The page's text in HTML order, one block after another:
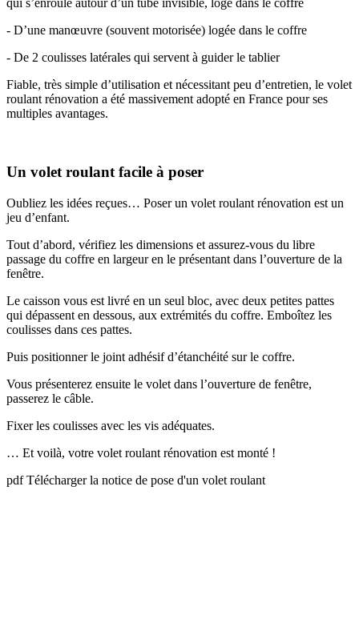
qui s’enroule autour d’un tube invisible, logé dans le coffre
- D’une manœuvre (souvent motorisée) logée dans le coffre
- De 2 coulisses latérales qui servent à guider le tablier
Fiable, très simple d’utilisation et nécessitant peu d’entretien, le volet
roulant rénovation a été massivement adopté en France pour ses
multiples avantages.
Un volet roulant facile à poser
Oubliez les idées reçues… Poser un volet roulant rénovation est un
jeu d’enfant.
Tout d’abord, vérifiez les dimensions et assurez-vous du libre
passage du coffre en largeur en le présentant dans l’ouverture de la
fenêtre.
Le caisson vous est livré en un seul bloc, avec deux petites pattes
qui dépassent en dessous, aux extrémités du coffre. Emboîtez les
coulisses dans ces pattes.
Puis positionner le joint adhésif d’étanchéité sur le coffre.
Vous présenterez ensuite le volet dans l’ouverture de fenêtre,
passerez le câble.
Fixer les coulisses avec les vis adéquates.
… Et voilà, votre volet roulant rénovation est monté !
pdf Télécharger la notice de pose d'un volet roulant